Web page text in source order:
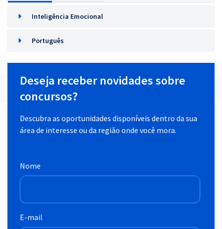
Inteligência Emocional
Português
Deseja receber novidades sobre
concursos?
Descubra as oportunidades disponíveis dentro da sua
área de interesse ou da região onde você mora.
Nome
E-mail